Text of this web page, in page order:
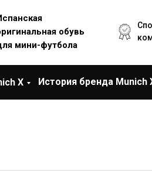
обувь
мини-футбола
X История бренда Munich